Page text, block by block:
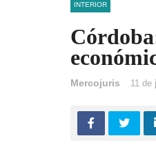
INTERIOR
Mercojuris 11 de